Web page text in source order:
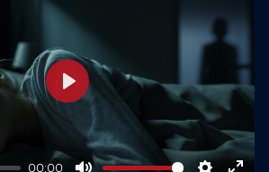
00:00
Play